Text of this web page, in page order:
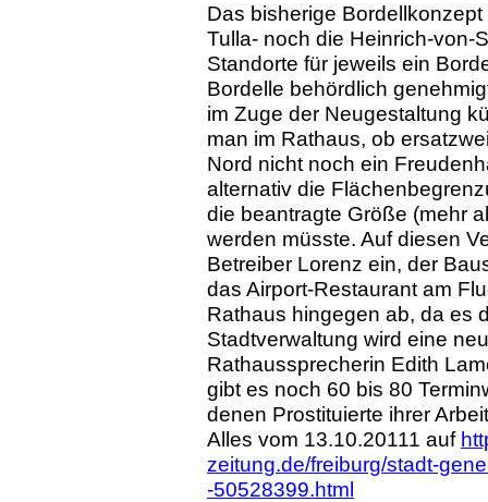
Das bisherige
Tulla- noch die Heinrich-von-
Standorte für jeweils ein
Bordelle behördlich
im Zuge der Neugestaltung
man im Rathaus, ob
Nord nicht noch ein
alternativ die
die beantragte Größe (mehr
werden müsste. Auf diesen
Betreiber Lorenz ein, der
das Airport-Restaurant am
Rathaus hingegen ab, da es
Stadtverwaltung wird eine
Rathaussprecherin Edith
gibt es noch 60 bis 80
denen Prostituierte ihrer
Alles vom 13.10.20111 auf
zeitung.de/freiburg/stadt-
-50528399.html